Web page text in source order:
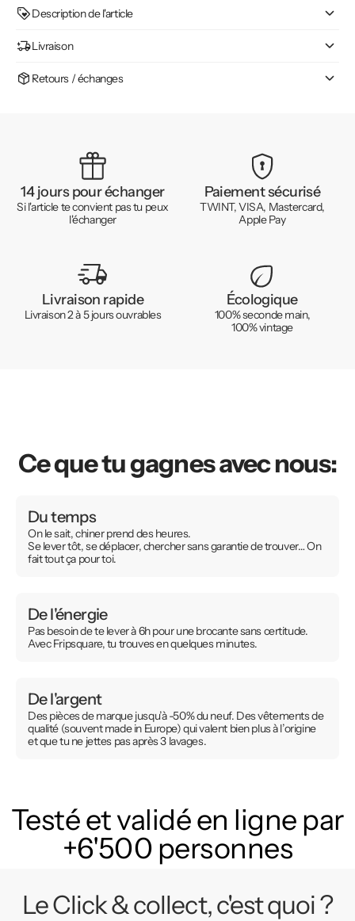
Description de l'article
Livraison
Retours / échanges
14 jours pour échanger
Si l'article te convient pas tu peux
l'échanger
Paiement sécurisé
TWINT, VISA, Mastercard,
Apple Pay
Livraison rapide
Livraison 2 à 5 jours ouvrables
Écologique
100% seconde main,
100% vintage
Ce que tu gagnes avec nous:
Du temps
On le sait, chiner prend des heures.
Se lever tôt, se déplacer, chercher sans garantie de trouver… On
fait tout ça pour toi.
De l'énergie
Pas besoin de te lever à 6h pour une brocante sans certitude.
Avec Fripsquare, tu trouves en quelques minutes.
De l'argent
Des pièces de marque jusqu’à -50% du neuf. Des vêtements de
qualité (souvent made in Europe) qui valent bien plus à l’origine
et que tu ne jettes pas après 3 lavages.
Testé et validé en ligne par
+6'500 personnes
Le Click & collect, c'est quoi ?